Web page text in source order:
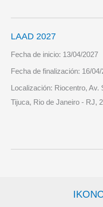
LAAD 2027
Fecha de inicio: 13/04/2027
Fecha de finalización: 16/
Localización: Riocentro, Av.
Tijuca, Rio de Janeiro - RJ,